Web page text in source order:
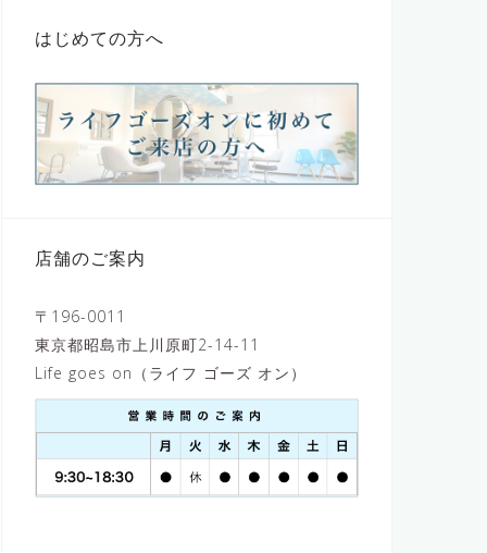
はじめての方へ
店舗のご案内
〒196-0011
東京都昭島市上川原町2-14-11
Life goes on（ライフ ゴーズ オン）